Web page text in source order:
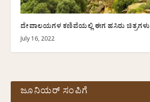
ದೇವಾಲಯಗಳ ಕಣಿವೆಯಲ್ಲಿ ಈಗ ಹಸಿರು ಚಿತ್ರಗಳು
July 16, 2022
ಜೂನಿಯರ್ ಸಂಪಿಗೆ